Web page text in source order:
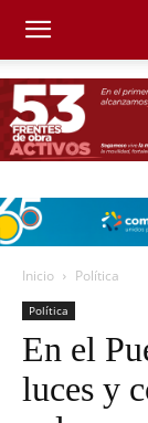
Inicio Política
Política
En el
luces y